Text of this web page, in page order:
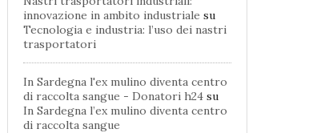
innovazione in ambito industriale su
Tecnologia e industria: l’uso dei nastri
trasportatori
In Sardegna l'ex mulino diventa centro
di raccolta sangue - Donatori h24 su
In Sardegna l’ex mulino diventa centro
di raccolta sangue